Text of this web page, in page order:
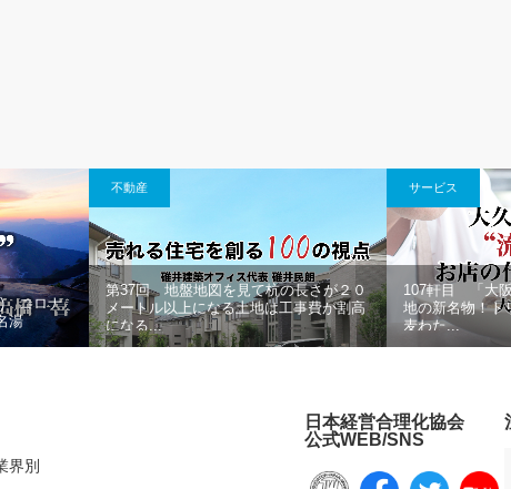
) コロナ
湯
不動産
第37回 地盤地図を見て杭の長さが２０
メートル以上になる土地は工事費が割高
になる...
サービス
107軒目 「大
地の新名物！
麦わた...
日本経営合理化協会
公式WEB/SNS
界別